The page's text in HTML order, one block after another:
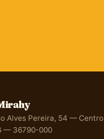
Alves Pereira, 54 — Centro
— 36790-000